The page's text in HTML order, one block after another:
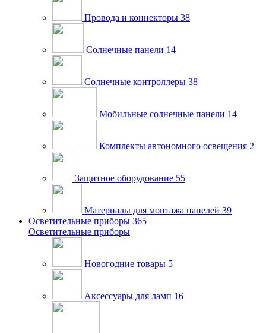
Провода и коннекторы 38
Солнечные панели 14
Солнечные контроллеры 38
Мобильные солнечные панели 14
Комплекты автономного освещения 2
Защитное оборудование 55
Материалы для монтажа панелей 39
Осветительные приборы 365
Осветительные приборы
Новогодние товары 5
Аксессуары для ламп 16